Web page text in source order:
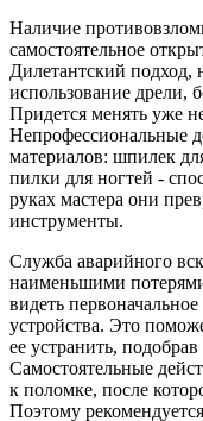
Наличие
самостоятельное
Дилетантский подход,
использование дрели,
Придется менять уже
Непрофессиональные
материалов: шпилек
пилки для ногтей -
руках мастера они
инструменты.
Служба аварийного
наименьшими
видеть
устройства. Это
ее устранить,
Самостоятельные
к поломке, после
Поэтому